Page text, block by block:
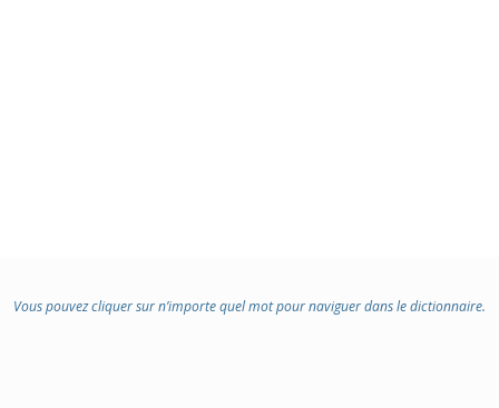
Vous pouvez cliquer sur n’importe quel mot pour naviguer dans le dictionnaire.